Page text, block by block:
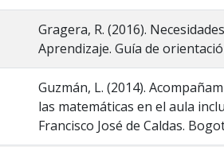
Gragera, R. (2016).
Aprendizaje. Guía de
Guzmán, L. (2014).
las matemáticas en el aula
Francisco José de Caldas.